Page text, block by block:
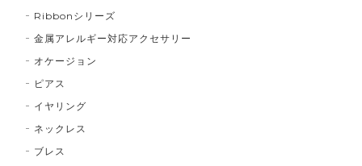
Ribbonシリーズ
金属アレルギー対応アクセサリー
オケージョン
ピアス
イヤリング
ネックレス
ブレス